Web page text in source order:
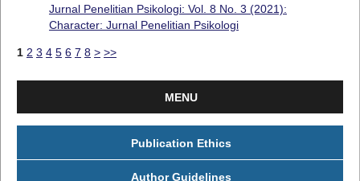
Jurnal Penelitian Psikologi: Vol. 8 No. 3 (2021):
Character: Jurnal Penelitian Psikologi
1 2 3 4 5 6 7 8 > >>
MENU
Publication Ethics
Author Guidelines